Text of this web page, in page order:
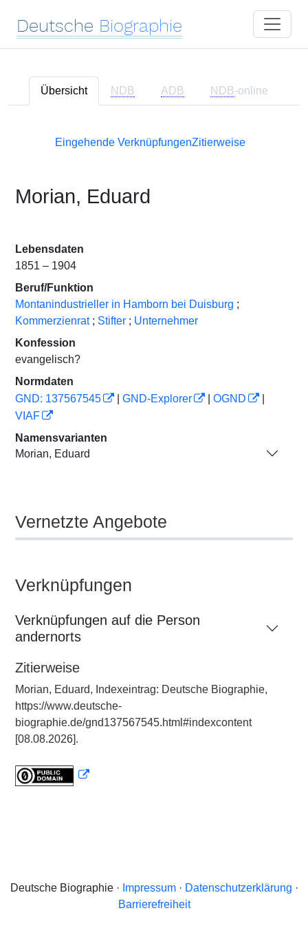
Deutsche Biographie
Übersicht NDB ADB NDB-online
Eingehende VerknüpfungenZitierweise
Morian, Eduard
Lebensdaten
1851 – 1904
Beruf/Funktion
Montanindustrieller in Hamborn bei Duisburg ;
Kommerzienrat ; Stifter ; Unternehmer
Konfession
evangelisch?
Normdaten
GND: 137567545
GND-Explorer OGND
VIAF
Namensvarianten
Morian, Eduard
Vernetzte Angebote
Verknüpfungen
Verknüpfungen auf die Person
andernorts
Zitierweise
Morian, Eduard, Indexeintrag: Deutsche Biographie,
https://www.deutsche-
biographie.de/gnd137567545.html#indexcontent
[08.08.2026].
Deutsche Biographie · Impressum· Datenschutzerklärung ·
Barrierefreiheit